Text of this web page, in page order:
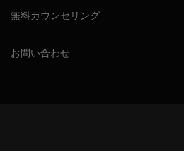
無料カウンセリング
お問い合わせ